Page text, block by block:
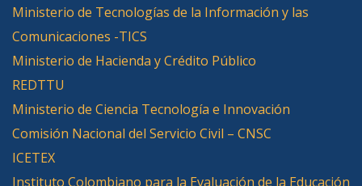
Ministerio de Tecnologías de la Información y las
Comunicaciones -TICS
Ministerio de Hacienda y Crédito Público
REDTTU
Ministerio de Ciencia Tecnología e Innovación
Comisión Nacional del Servicio Civil – CNSC
ICETEX
Instituto Colombiano para la Evaluación de la Educación